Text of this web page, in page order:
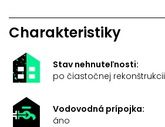
Charakteristiky
Stav nehnuteľnosti:
po čiastočnej rekonštrukcii
Vodovodná prípojka:
áno